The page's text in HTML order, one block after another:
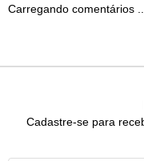
Carregando comentários
Cadastre-se para